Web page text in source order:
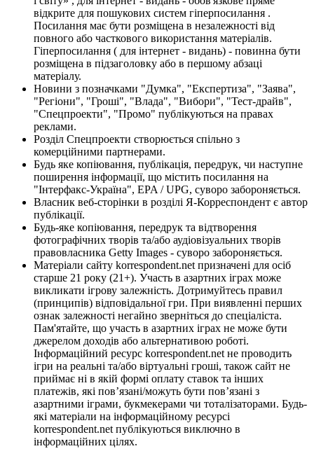
відкрите для пошукових систем гіперпосилання .
Посилання має бути розміщена в незалежності від
повного або часткового використання матеріалів.
Гіперпосилання ( для інтернет - видань) - повинна бути
розміщена в підзаголовку або в першому абзаці
матеріалу.
Новини з позначками "Думка", "Експертиза", "Заява",
"Регіони", "Гроші", "Влада", "Вибори", "Тест-драйв",
"Спецпроекти", "Промо" публікуються на правах
реклами.
Розділ Спецпроекти створюється спільно з
комерційними партнерами.
Будь яке копіювання, публікація, передрук, чи наступне
поширення інформації, що містить посилання на
"Інтерфакс-Україна", EPA / UPG, суворо забороняється.
Власник веб-сторінки в розділі Я-Корреспондент є автор
публікації.
Будь-яке копіювання, передрук та відтворення
фотографічних творів та/або аудіовізуальних творів
правовласника Getty Images - суворо забороняється.
Матеріали сайту korrespondent.net призначені для осіб
старше 21 року (21+). Участь в азартних іграх може
викликати ігрову залежність. Дотримуйтесь правил
(принципів) відповідальної гри. При виявленні перших
ознак залежності негайно зверніться до спеціаліста.
Пам'ятайте, що участь в азартних іграх не може бути
джерелом доходів або альтернативою роботі.
Інформаційний ресурс korrespondent.net не проводить
ігри на реальні та/або віртуальні гроші, також сайт не
приймає ні в якій формі оплату ставок та інших
платежів, які пов’язані/можуть бути пов’язані з
азартними іграми, букмекерами чи тоталізаторами. Будь-
які матеріали на інформаційному ресурсі
korrespondent.net публікуються виключно в
інформаційних цілях.